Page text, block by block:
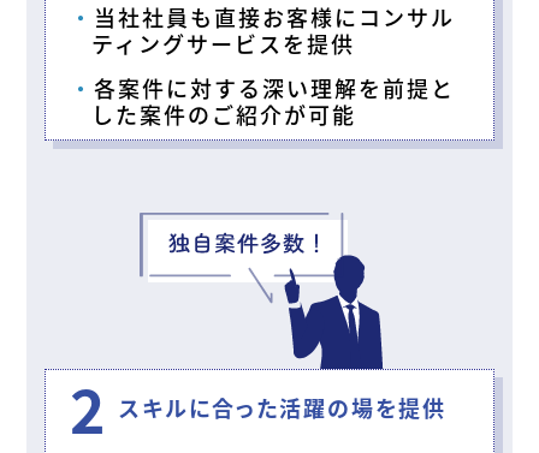
当社社員も直接お客様にコンサル
ティングサービスを提供
各案件に対する深い理解を前提と
した案件のご紹介が可能
2 スキルに合った活躍の場を提供